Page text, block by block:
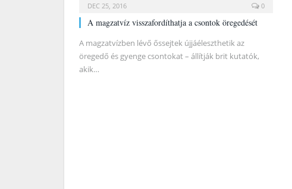
DEC 25, 2016 0
A magzatvíz visszafordíthatja a csontok öregedését
A magzatvízben lévő őssejtek újjáéleszthetik az
öregedő és gyenge csontokat – állítják brit kutatók,
akik…